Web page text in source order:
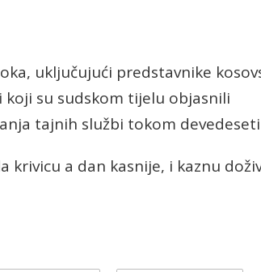
uključujući predstavnike
su sudskom tijelu objasnili
tajnih službi tokom
krivicu a dan kasnije, i kaznu